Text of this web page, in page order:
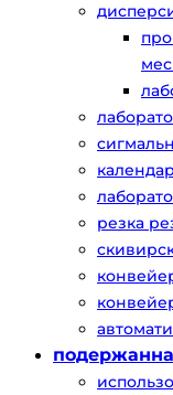
резка